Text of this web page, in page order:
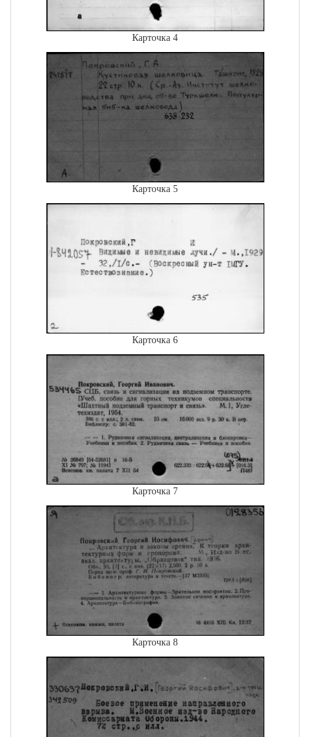
Карточка 4
Карточка 5
Карточка 6
Карточка 7
Карточка 8